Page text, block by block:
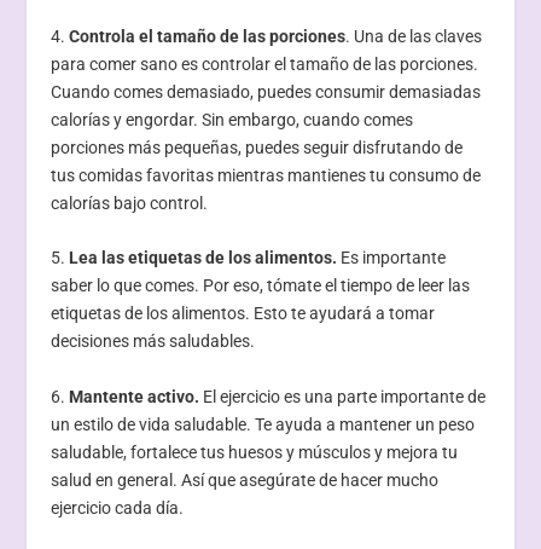
4.Controla el tamaño de las porciones. Una de las claves
para comer sano es controlar el tamaño de las porciones.
Cuando comes demasiado, puedes consumir demasiadas
calorías y engordar. Sin embargo, cuando comes
porciones más pequeñas, puedes seguir disfrutando de
tus comidas favoritas mientras mantienes tu consumo de
calorías bajo control.
5. Lea las etiquetas de los alimentos. Es importante
saber lo que comes. Por eso, tómate el tiempo de leer las
etiquetas de los alimentos. Esto te ayudará a tomar
decisiones más saludables.
6. Mantente activo. El ejercicio es una parte importante de
un estilo de vida saludable. Te ayuda a mantener un peso
saludable, fortalece tus huesos y músculos y mejora tu
salud en general. Así que asegúrate de hacer mucho
ejercicio cada día.